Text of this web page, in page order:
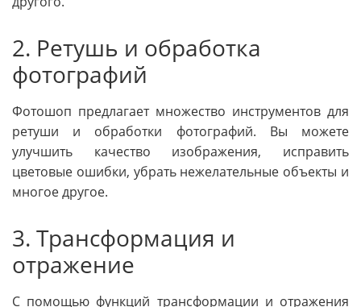
2. Ретушь и обработка
фотографий
Фотошоп предлагает множество инструментов для
ретуши и обработки фотографий. Вы можете
улучшить качество изображения, исправить
цветовые ошибки, убрать нежелательные объекты и
многое другое.
3. Трансформация и
отражение
С помощью функций трансформации и отражения